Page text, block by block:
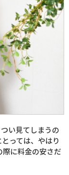
い見てしまうの
っては、やはり
に料金の安さだ